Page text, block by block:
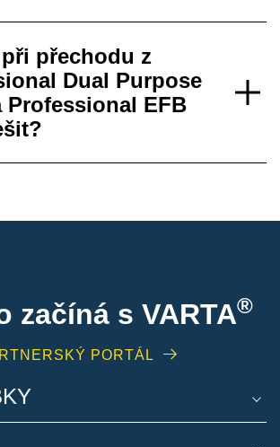
přechodu z
Dual Purpose
Professional EFB
začíná s VARTA®
PORTÁL